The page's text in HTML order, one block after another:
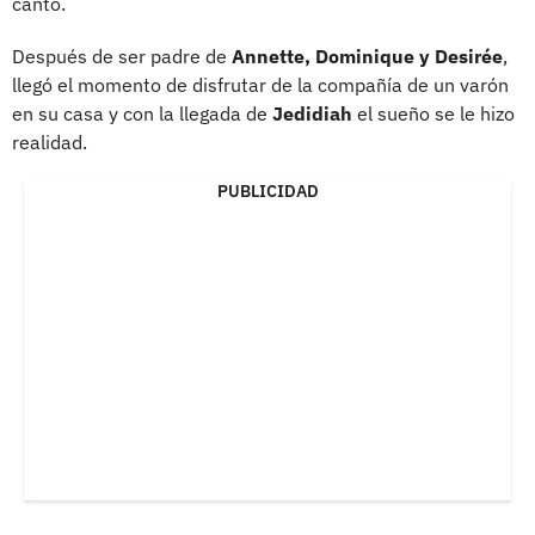
Después de ser padre de Annette, Dominique y Desirée,
llegó el momento de disfrutar de la compañía de un varón
en su casa y con la llegada de Jedidiah el sueño se le hizo
realidad.
PUBLICIDAD